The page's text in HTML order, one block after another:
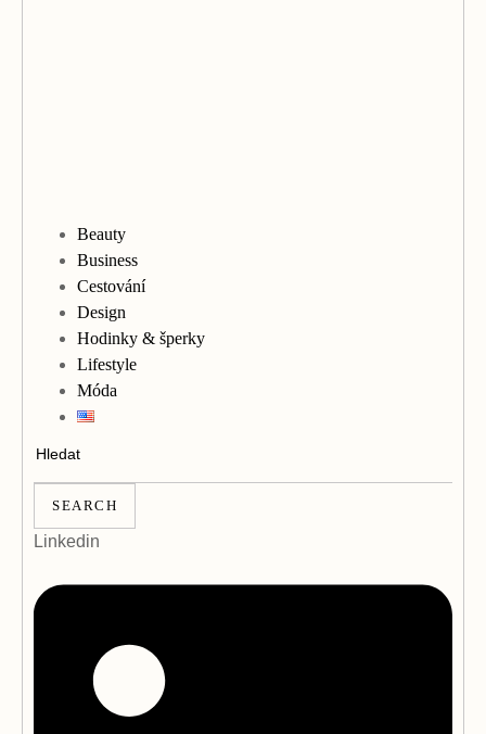
Beauty
Business
Cestování
Design
Hodinky & šperky
Lifestyle
Móda
SEARCH
Linkedin